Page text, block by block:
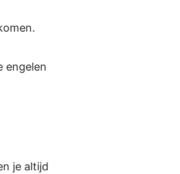
engelen
je altijd